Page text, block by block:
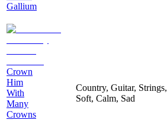
Gallium
Crown
Him
With
Many
Crowns
Country, Guitar, Strings,
Soft, Calm, Sad